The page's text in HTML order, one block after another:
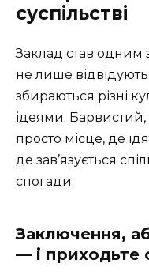
суспільстві
Заклад став одним
не лише
збираються різні
ідеями.
просто місце, де
де зав’язується
спогади.
Заключення,
— і приходьте